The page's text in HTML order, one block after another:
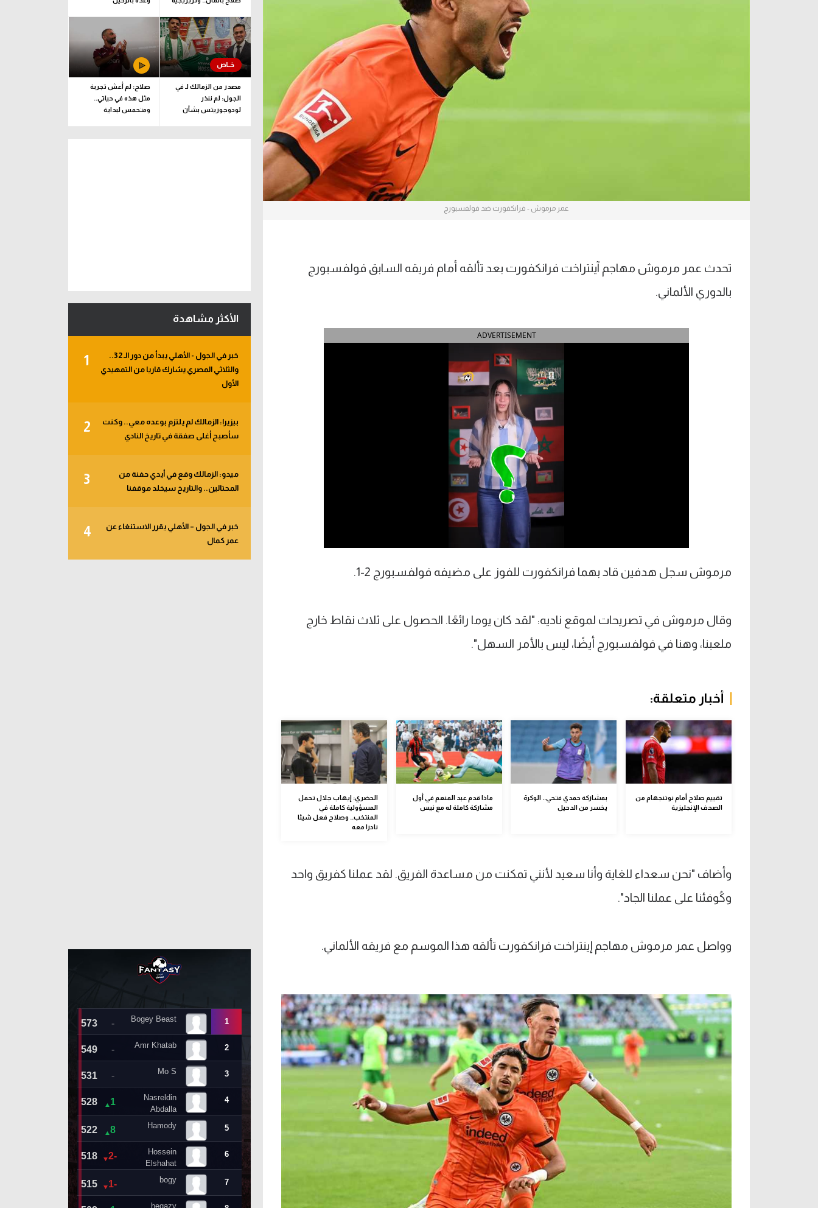
الدوري السعودي للمحترفين دوري أبطال أوروبا
القسم الثاني
رياضات أخرى
ركن الألعاب
عمر مرموش - فرانكفورت ضد فولفسبورج
تحدث عمر مرموش مهاجم آينتراخت فرانكفورت بعد تألقه أمام فريقه السابق فولفسبورج
بالدوري الألماني.
ADVERTISEMENT
مرموش سجل هدفين قاد بهما فرانكفورت للفوز على مضيفه فولفسبورج 2-1.
وقال مرموش في تصريحات لموقع ناديه: "لقد كان يوما رائعًا. الحصول على ثلاث نقاط خارج
ملعبنا، وهنا في فولفسبورج أيضًا، ليس بالأمر السهل".
أخبار متعلقة:
تقييم صلاح أمام نوتنجهام من
الصحف الإنجليزية
بمشاركة حمدي فتحي.. الوكرة
يخسر من الدحيل
ماذا قدم عبد المنعم في أول
مشاركة كاملة له مع نيس
الحضري: إيهاب جلال تحمل
المسؤولية كاملة في
المنتخب.. وصلاح فعل شيئا
نادرا معه
وأضاف "نحن سعداء للغاية وأنا سعيد لأنني تمكنت من مساعدة الفريق. لقد عملنا كفريق واحد
وكُوفئنا على عملنا الجاد".
وواصل عمر مرموش مهاجم إينتراخت فرانكفورت تألقه هذا الموسم مع فريقه الألماني.
مصدر من الزمالك لـ في
الجول: لم ننذر
لودوجوريتس بشأن
صلاح: لم أعش تجربة
مثل هذه في حياتي..
ومتحمس لبداية
الأكثر مشاهدة
1
خبر في الجول - الأهلي يبدأ من دور الـ 32..
والثلاثي المصري يشارك قاريا من التمهيدي
الأول
2
بيزيرا: الزمالك لم يلتزم بوعده معي.. وكنت
سأصبح أغلى صفقة في تاريخ النادي
3
ميدو: الزمالك وقع في أيدي حفنة من
المحتالين.. والتاريخ سيخلد موقفنا
4
خبر في الجول – الأهلي يقرر الاستنغاء عن
عمر كمال